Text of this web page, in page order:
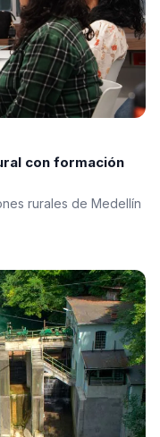
con formación
rurales de Medellín